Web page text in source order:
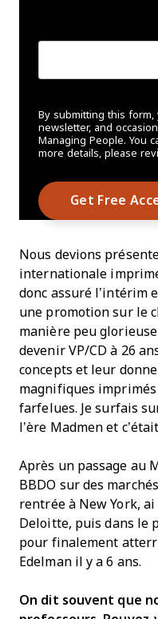
By submitting this
newsletter, and
Managing People. You
more details, please
Nous devions
internationale
donc assuré l’intérim
une promotion sur le
manière peu
devenir VP/CD à 26
concepts et leur
magnifiques
farfelues. Je surfais
l’ère Madmen et
Après un passage au
BBDO sur des
rentrée à New York,
Deloitte, puis dans le
pour finalement
Edelman il y a 6 ans.
On dit souvent que